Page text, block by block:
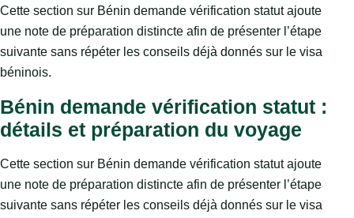
Cette section sur Bénin demande vérification statut ajoute
une note de préparation distincte afin de présenter l’étape
suivante sans répéter les conseils déjà donnés sur le visa
béninois.
Bénin demande vérification statut :
détails et préparation du voyage
Cette section sur Bénin demande vérification statut ajoute
une note de préparation distincte afin de présenter l’étape
suivante sans répéter les conseils déjà donnés sur le visa